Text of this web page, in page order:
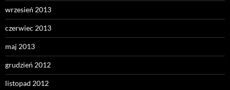
wrzesień 2013
czerwiec 2013
maj 2013
grudzień 2012
listopad 2012